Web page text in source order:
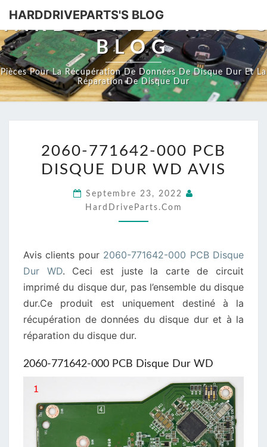
HARDDRIVEPARTS'S BLOG
BLOG
Pièces Pour La Récupération De Données De Disque Dur Et La
Réparation De Disque Dur
771642-
000
DISQUE
DUR
AVIS
2060-771642-000 PCB
DISQUE DUR WD AVIS
Septembre 23, 2022
HardDriveParts.com
Avis clients pour 2060-771642-000 PCB Disque
Dur WD. Ceci est juste la carte de circuit
imprimé du disque dur, pas l’ensemble du disque
dur.Ce produit est uniquement destiné à la
récupération de données du disque dur et à la
réparation du disque dur.
2060-771642-000 PCB Disque Dur WD